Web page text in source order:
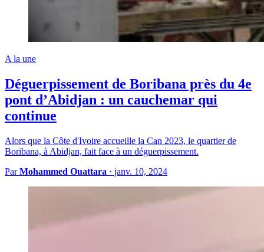
A la une
Déguerpissement de Boribana près du 4e
pont d’Abidjan : un cauchemar qui
continue
Alors que la Côte d'Ivoire accueille la Can 2023, le quartier de
Boribana, à Abidjan, fait face à un déguerpissement.
ParMohammed Ouattara · janv. 10, 2024